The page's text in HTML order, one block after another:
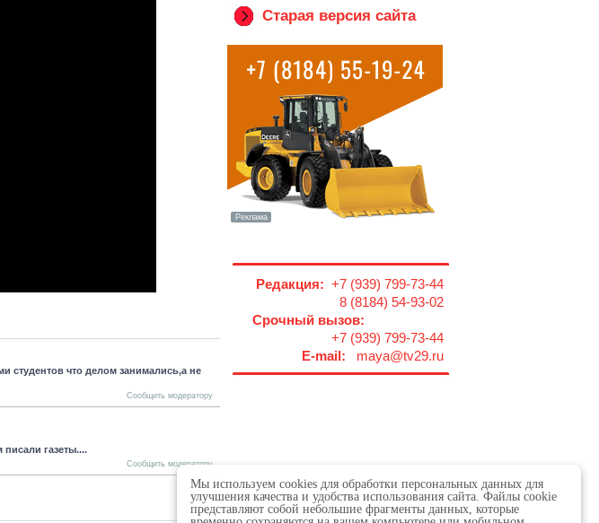
студентов что делом занимались,а не
Сообщить модератору
писали газеты....
Сообщить модератору
Старая версия сайта
Редакция: +7 (939) 799-73-44
8 (8184) 54-93-02
Срочный вызов:
+7 (939) 799-73-44
E-mail: maya@tv29.ru
Мы используем cookies для обработки персональных данных для
улучшения качества и удобства использования сайта. Файлы cookie
представляют собой небольшие фрагменты данных, которые